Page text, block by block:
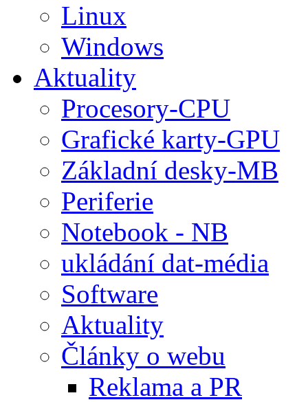
Linux
Windows
Aktuality
Procesory-CPU
Grafické karty-GPU
Základní desky-MB
Periferie
Notebook - NB
ukládání dat-média
Software
Aktuality
Články o webu
Reklama a PR